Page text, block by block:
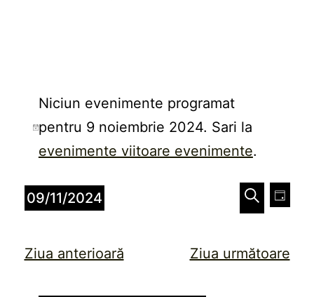
Evenimente
pentru
9
noiembrie
2024
Notificare
Niciun evenimente programat
pentru 9 noiembrie 2024. Sari la
evenimente viitoare evenimente.
Caută
Zi
09/11/2024
Ziua anterioară Ziua următoare